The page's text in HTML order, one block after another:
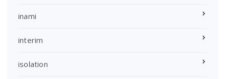
inami
interim
isolation